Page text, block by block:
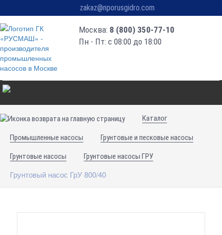
zakaz@nporusgidro.com
Москва: 8 (800) 350-77-10
Пн - Пт: с 08:00 до 18:00
Каталог
Промышленные насосы Грунтовые и песковые насосы
Грунтовые насосы Грунтовые насосы ГРУ
Грунтовый насос ГрУ 800/40